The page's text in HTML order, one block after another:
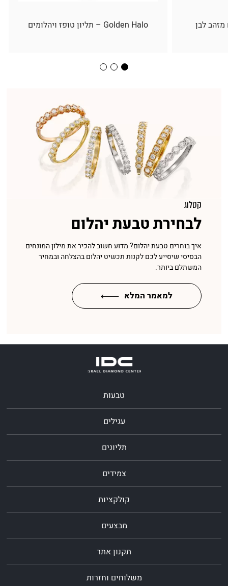
קטלוג
לבחירת טבעת יהלום
איך בוחרים טבעת יהלום? מדוע חשוב להכיר את מילון המונחים
הבסיסי שיסייע לכם לקנות תכשיט יהלום בהצלחה ובמחיר
המשתלם ביותר.
למאמר המלא
מזהב לבן Golden Halo – תליון טופז ויהלומים
טבעות
עגילים
תליונים
צמידים
קולקציות
מבצעים
תקנון אתר
משלוחים וחזרות